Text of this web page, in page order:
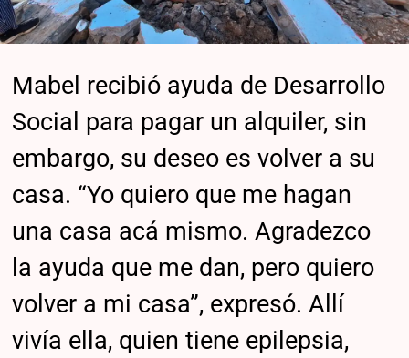
Mabel recibió ayuda de Desarrollo
Social para pagar un alquiler, sin
embargo, su deseo es volver a su
casa. “Yo quiero que me hagan
una casa acá mismo. Agradezco
la ayuda que me dan, pero quiero
volver a mi casa”, expresó. Allí
vivía ella, quien tiene epilepsia,